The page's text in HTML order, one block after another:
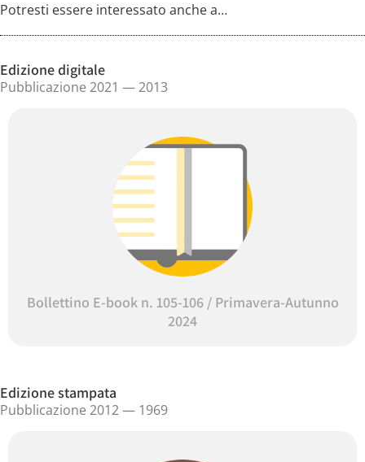
Potresti essere interessato anche a…
Edizione digitale
Pubblicazione 2021 — 2013
Bollettino E-book n. 105-106 / Primavera-Autunno
2024
Edizione stampata
Pubblicazione 2012 — 1969